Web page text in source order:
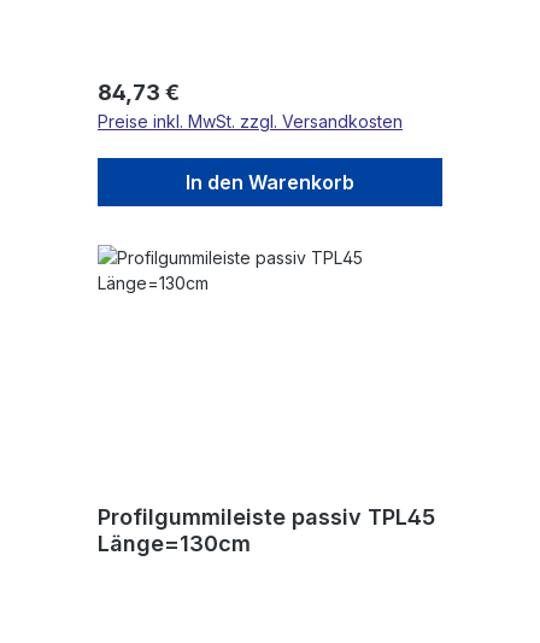
Regulärer Preis:
84,73 €
Preise inkl. MwSt. zzgl. Versandkosten
In den Warenkorb
Profilgummileiste passiv TPL45
Länge=130cm